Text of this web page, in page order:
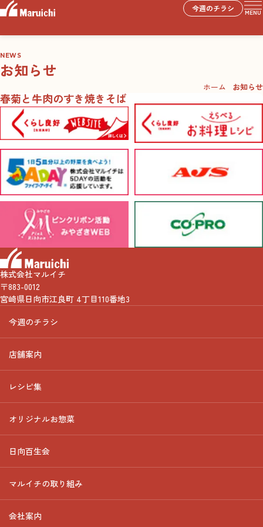
今週のチラシ MENU
NEWS
お知らせ
ホーム お知らせ
春菊と牛肉のすき焼きそば
株式会社マルイチ
〒883-0012
宮崎県日向市江良町 4丁目110番地3
今週のチラシ
店舗案内
レシピ集
オリジナルお惣菜
日向百生会
マルイチの取り組み
会社案内